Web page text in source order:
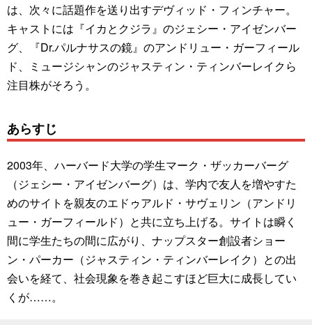
は、次々に話題作を送り出すデヴィッド・フィンチャー。
キャストには『イカとクジラ』のジェシー・アイゼンバー
グ、『Dr.パルナサスの鏡』のアンドリュー・ガーフィール
ド、ミュージシャンのジャスティン・ティンバーレイクら
注目株がそろう。
あらすじ
2003年、ハーバード大学の学生マーク・ザッカーバーグ
（ジェシー・アイゼンバーグ）は、学内で友人を増やすた
めのサイトを親友のエドゥアルド・サヴェリン（アンドリ
ュー・ガーフィールド）と共に立ち上げる。サイトは瞬く
間に学生たちの間に広がり、ナップスター創設者ショー
ン・パーカー（ジャスティン・ティンバーレイク）との出
会いを経て、社会現象を巻き起こすほど巨大に成長してい
くが……。